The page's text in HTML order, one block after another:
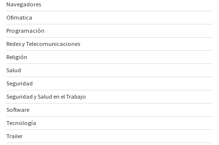
Navegadores
Ofimatica
Programación
Redes y Telecomunicaciones
Religión
Salud
Seguridad
Seguridad y Salud en el Trabajo
Software
Tecnología
Trailer